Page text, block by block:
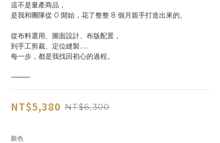
這不是量產商品，
是我和團隊從 0 開始，花了整整 8 個月親手打造出來的。
從布料選用、圖面設計、布版配置，
到手工剪裁、定位縫製……
每一步，都是我找回初心的過程。
⸻
NT$5,380 NT$6,300
顏色